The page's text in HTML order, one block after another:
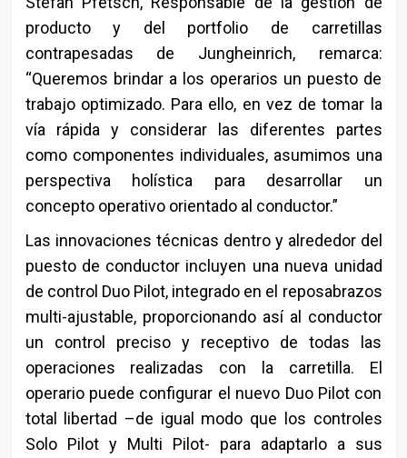
producto y del portfolio de carretillas
contrapesadas de Jungheinrich, remarca:
“Queremos brindar a los operarios un puesto de
trabajo optimizado. Para ello, en vez de tomar la
vía rápida y considerar las diferentes partes
como componentes individuales, asumimos una
perspectiva holística para desarrollar un
concepto operativo orientado al conductor.”
Las innovaciones técnicas dentro y alrededor del
puesto de conductor incluyen una nueva unidad
de control Duo Pilot, integrado en el reposabrazos
multi-ajustable, proporcionando así al conductor
un control preciso y receptivo de todas las
operaciones realizadas con la carretilla. El
operario puede configurar el nuevo Duo Pilot con
total libertad –de igual modo que los controles
Solo Pilot y Multi Pilot- para adaptarlo a sus